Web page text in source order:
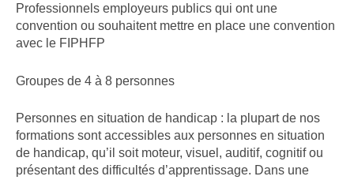
Professionnels employeurs publics qui ont une
convention ou souhaitent mettre en place une convention
avec le FIPHFP
Groupes de 4 à 8 personnes
Personnes en situation de handicap : l a plupart de nos
formations sont accessibles aux personnes en situation
de handicap, qu’il soit moteur, visuel, auditif, cognitif ou
présentant des difficultés d’apprentissage. Dans une